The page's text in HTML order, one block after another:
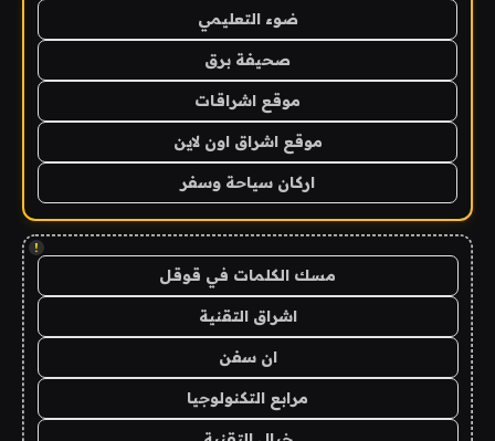
ضوء التعليمي
صحيفة برق
موقع اشراقات
موقع اشراق اون لاين
اركان سياحة وسفر
!
مسك الكلمات في قوقل
اشراق التقنية
ان سفن
مرابع التكنولوجيا